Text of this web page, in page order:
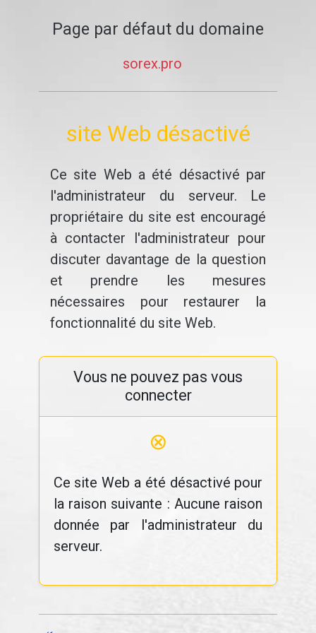
Page par défaut du domaine
sorex.pro
site Web désactivé
Ce site Web a été désactivé par
l'administrateur du serveur. Le
propriétaire du site est encouragé
à contacter l'administrateur pour
discuter davantage de la question
et prendre les mesures
nécessaires pour restaurer la
fonctionnalité du site Web.
Vous ne pouvez pas vous
connecter
⊗
Ce site Web a été désactivé pour
la raison suivante : Aucune raison
donnée par l'administrateur du
serveur.